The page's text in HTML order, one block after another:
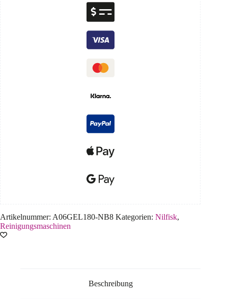
Artikelnummer: A06GEL180-NB8 Kategorien: Nilfisk,
Reinigungsmaschinen
Beschreibung